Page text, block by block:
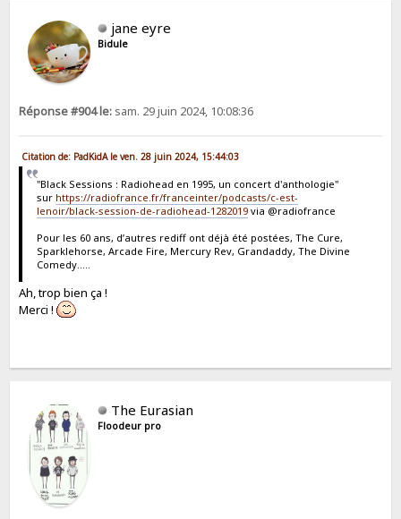
jane eyre
Bidule
Réponse #904 le: sam. 29 juin 2024, 10:08:36
Citation de: PadKidA le ven. 28 juin 2024, 15:44:03
"Black Sessions : Radiohead en 1995, un concert d'anthologie"
sur https://radiofrance.fr/franceinter/podcasts/c-est-
lenoir/black-session-de-radiohead-1282019via @radiofrance
Pour les 60 ans, d’autres rediff ont déjà été postées, The Cure,
Sparklehorse, Arcade Fire, Mercury Rev, Grandaddy, The Divine
Comedy…..
Ah, trop bien ça !
Merci !
The Eurasian
Floodeur pro